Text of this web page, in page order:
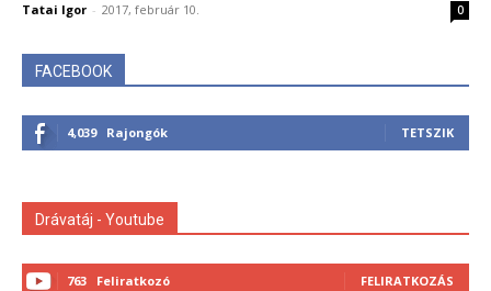
Tatai Igor - 2017, február 10. 0
FACEBOOK
4,039 Rajongók TETSZIK
Drávatáj - Youtube
763 Feliratkozó FELIRATKOZÁS